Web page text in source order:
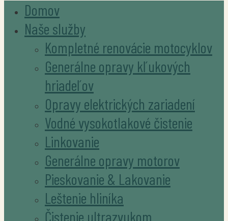
Domov
Naše služby
Kompletné renovácie motocyklov
Generálne opravy kľukových
hriadeľov
Opravy elektrických zariadení
Vodné vysokotlakové čistenie
Linkovanie
Generálne opravy motorov
Pieskovanie & Lakovanie
Leštenie hliníka
Čistenie ultrazvukom